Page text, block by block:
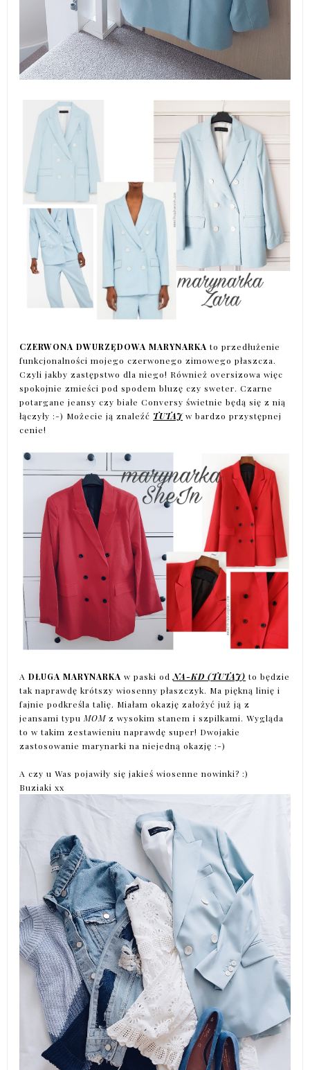
CZERWONA DWURZĘDOWA MARYNARKA to przedłużenie
funkcjonalności mojego czerwonego zimowego płaszcza.
Czyli jakby zastępstwo dla niego! Również oversizowa więc
spokojnie zmieści pod spodem bluzę czy sweter. Czarne
potargane jeansy czy białe Conversy świetnie będą się z nią
łączyły :-) Możecie ją znaleźć TUTAJw bardzo przystępnej
cenie!
ADŁUGA MARYNARKA w paski odNA-KD (TUTAJ) to będzie
tak naprawdę krótszy wiosenny płaszczyk. Ma piękną linię i
fajnie podkreśla talię. Miałam okazję założyć już ją z
jeansami typuMOM z wysokim stanem i szpilkami. Wygląda
to w takim zestawieniu naprawdę super! Dwojakie
zastosowanie marynarki na niejedną okazję :-)